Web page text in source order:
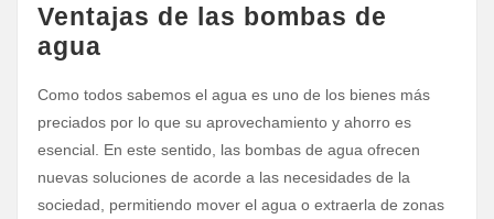
Ventajas de las bombas de
agua
Como todos sabemos el agua es uno de los bienes más
preciados por lo que su aprovechamiento y ahorro es
esencial. En este sentido, las bombas de agua ofrecen
nuevas soluciones de acorde a las necesidades de la
sociedad, permitiendo mover el agua o extraerla de zonas